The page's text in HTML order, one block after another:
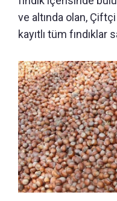
ve altında olan,
kayıtlı tüm fındıklar